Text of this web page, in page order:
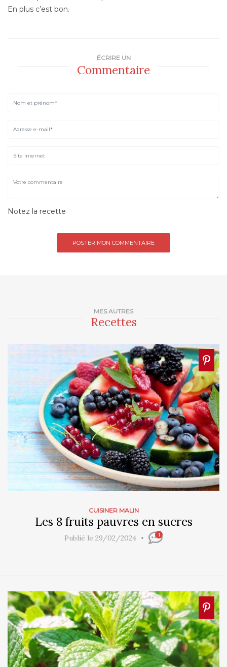
MES AUTRES
Recettes
CUISINER MALIN
Les 8 fruits pauvres en sucres
Publié le 29/02/2024 1
En plus c’est bon.
ÉCRIRE UN
Commentaire
Notez la recette